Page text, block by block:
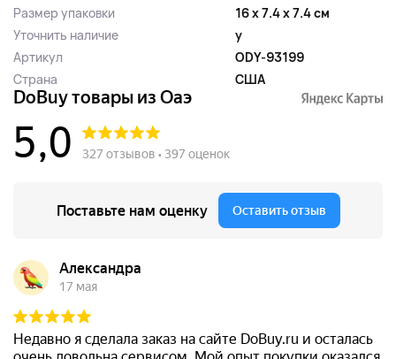
Размер упаковки
16 x 7.4 x 7.4 см
Уточнить наличие
y
Артикул
ODY-93199
Страна
США